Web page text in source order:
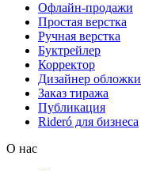
Офлайн-продажи
Простая верстка
Ручная верстка
Буктрейлер
Корректор
Дизайнер обложки
Заказ тиража
Публикация
Rideró для бизнеса
О нас